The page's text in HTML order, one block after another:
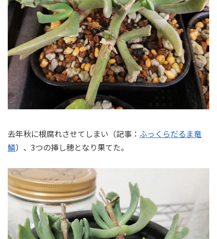
去年秋に根腐れさせてしまい（記事： ふっくらだるま竜
鱗）、3つの挿し穂となり果てた。